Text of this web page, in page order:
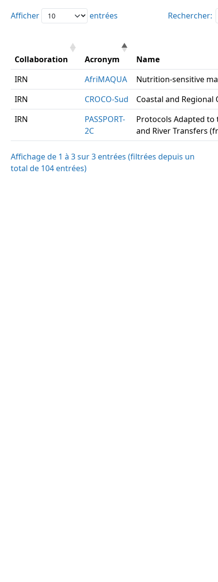
Afficher entrées Rechercher:
Collaboration Acronym
Name
IRN
AfriMAQUA
Nutrition-sensitive
IRN
CROCO-Sud
Coastal and
IRN
PASSPORT-
2C
Protocols Adapted
and River Transfers
Affichage de 1 à 3 sur 3 entrées (filtrées depuis un
total de 104 entrées)